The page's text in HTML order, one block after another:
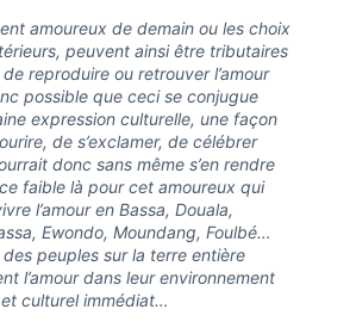
amoureux de demain ou les choix
peuvent ainsi être tributaires
reproduire ou retrouver l’amour
possible que ceci se conjugue
expression culturelle, une façon
de s’exclamer, de célébrer
donc sans même s’en rendre
faible là pour cet amoureux qui
l’amour en Bassa, Douala,
Ewondo, Moundang, Foulbé…
des peuples sur la terre entière
l’amour dans leur environnement
culturel immédiat…